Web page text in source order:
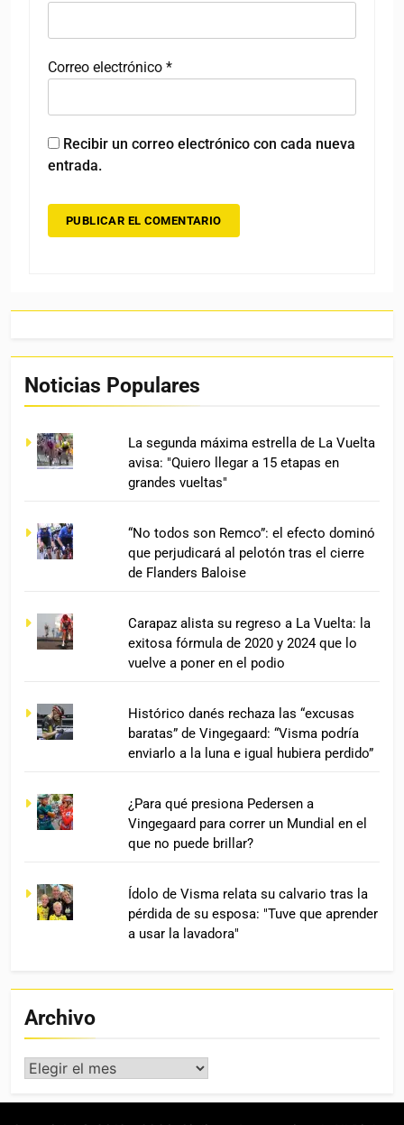
Correo electrónico *
Recibir un correo electrónico con cada nueva
entrada.
Noticias Populares
La segunda máxima estrella de La Vuelta
avisa: "Quiero llegar a 15 etapas en
grandes vueltas"
“No todos son Remco”: el efecto dominó
que perjudicará al pelotón tras el cierre
de Flanders Baloise
Carapaz alista su regreso a La Vuelta: la
exitosa fórmula de 2020 y 2024 que lo
vuelve a poner en el podio
Histórico danés rechaza las “excusas
baratas” de Vingegaard: “Visma podría
enviarlo a la luna e igual hubiera perdido”
¿Para qué presiona Pedersen a
Vingegaard para correr un Mundial en el
que no puede brillar?
Ídolo de Visma relata su calvario tras la
pérdida de su esposa: "Tuve que aprender
a usar la lavadora"
Archivo
Archivo